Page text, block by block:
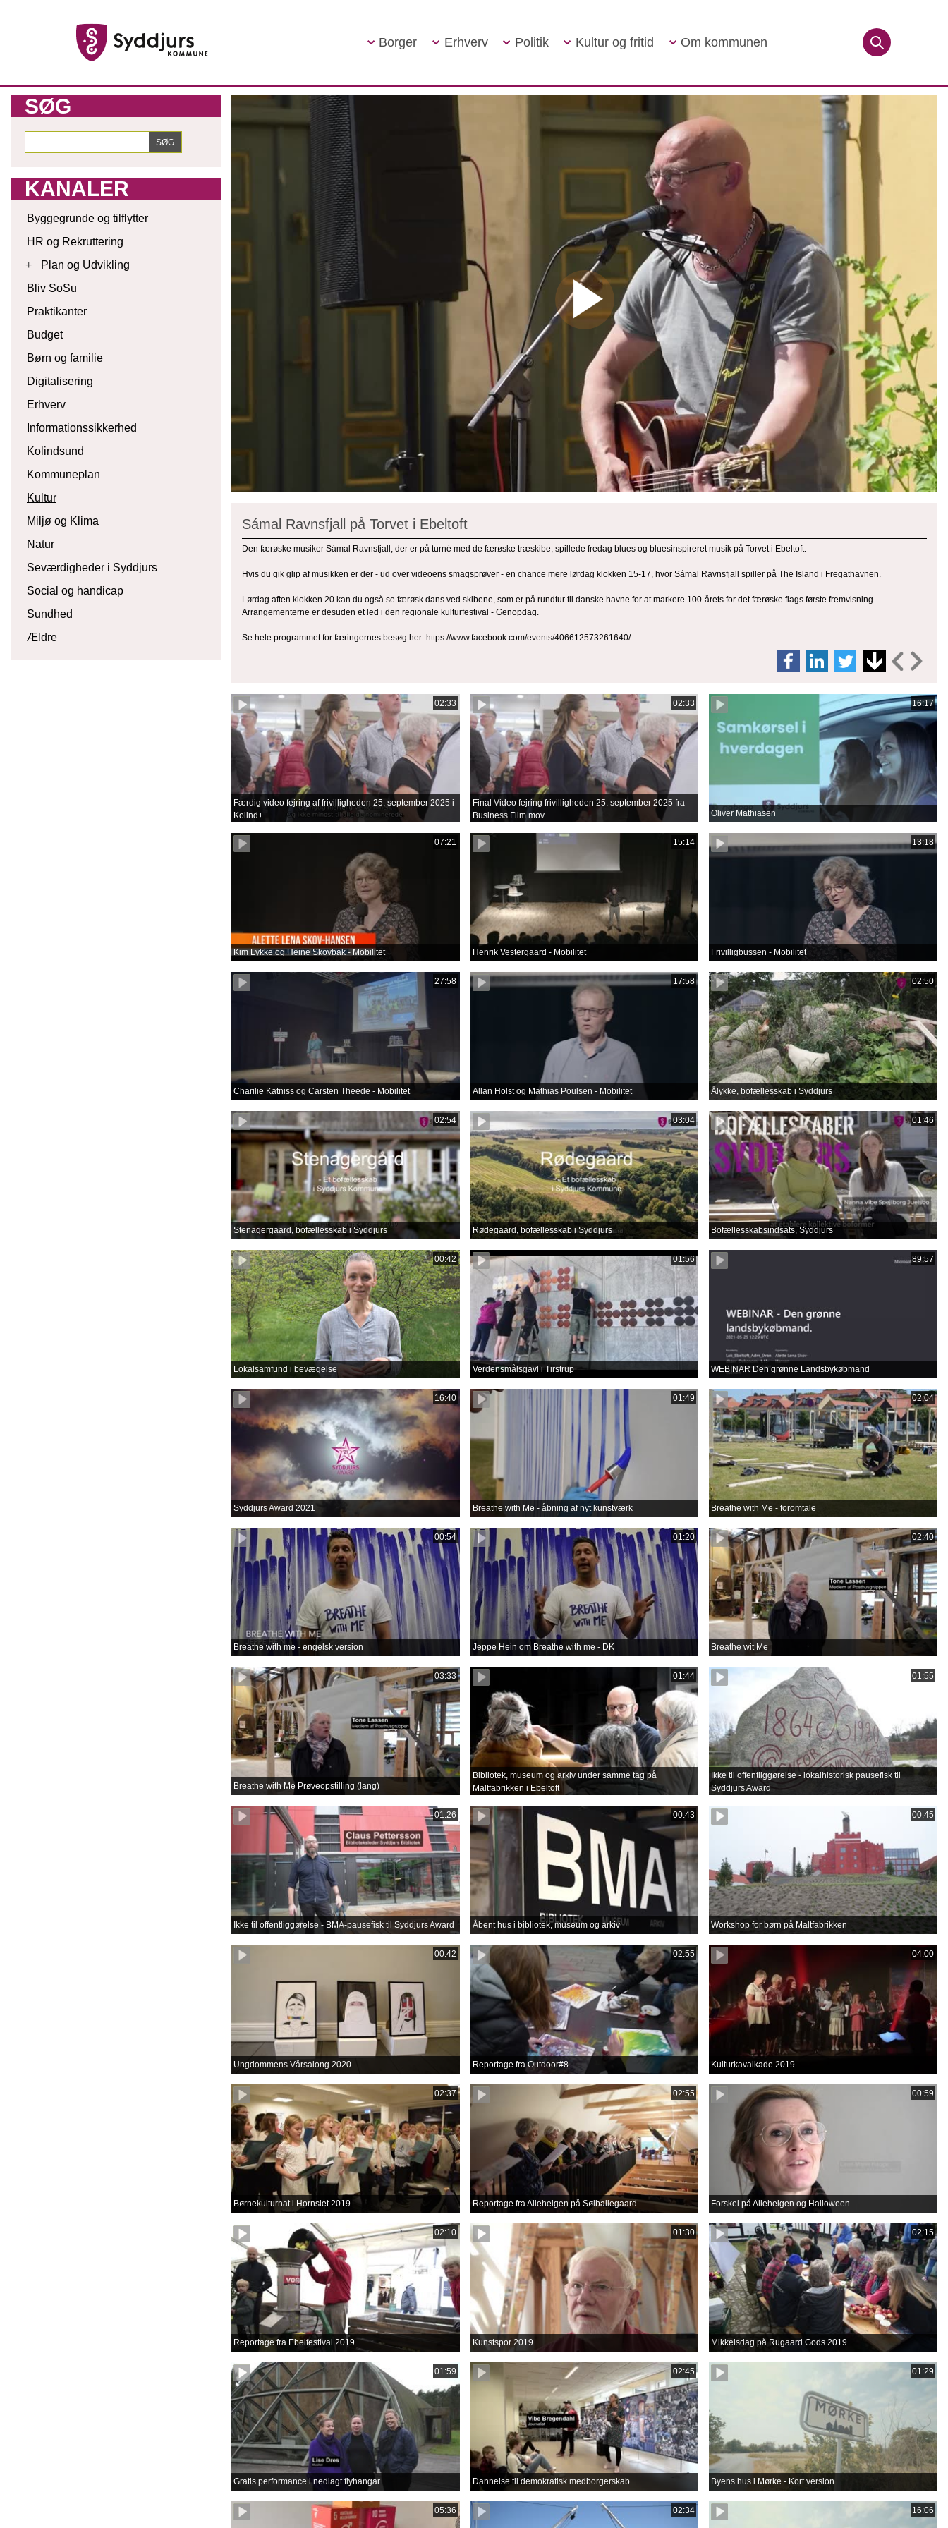
Borger Erhverv Politik Kultur og fritid Om kommunen
SØG
KANALER
Byggegrunde og tilflytter
HR og Rekruttering
+
Plan og Udvikling
Bliv SoSu
Praktikanter
Budget
Børn og familie
Digitalisering
Erhverv
Informationssikkerhed
Kolindsund
Kommuneplan
Kultur
Miljø og Klima
Natur
Seværdigheder i Syddjurs
Social og handicap
Sundhed
Ældre
Sámal Ravnsfjall på Torvet i Ebeltoft
Den færøske musiker Sámal Ravnsfjall, der er på turné med de færøske træskibe, spillede fredag blues og bluesinspireret musik på Torvet i Ebeltoft.
Hvis du gik glip af musikken er der - ud over videoens smagsprøver - en chance mere lørdag klokken 15-17, hvor Sámal Ravnsfjall spiller på The Island i Fregathavnen.
Lørdag aften klokken 20 kan du også se færøsk dans ved skibene, som er på rundtur til danske havne for at markere 100-årets for det færøske flags første fremvisning.
Arrangementerne er desuden et led i den regionale kulturfestival - Genopdag.
Se hele programmet for færingernes besøg her: https://www.facebook.com/events/406612573261640/
02:33
Færdig video fejring af frivilligheden 25. september 2025 i
Kolind+
02:33
Final Video fejring frivilligheden 25. september 2025 fra
Business Film.mov
16:17
Oliver Mathiasen
07:21
Kim Lykke og Heine Skovbak - Mobilitet
15:14
Henrik Vestergaard - Mobilitet
13:18
Frivilligbussen - Mobilitet
27:58
Charilie Katniss og Carsten Theede - Mobilitet
17:58
Allan Holst og Mathias Poulsen - Mobilitet
02:50
Ålykke, bofællesskab i Syddjurs
02:54
Stenagergaard, bofællesskab i Syddjurs
03:04
Rødegaard, bofællesskab i Syddjurs
01:46
Bofællesskabsindsats, Syddjurs
00:42
Lokalsamfund i bevægelse
01:56
Verdensmålsgavl i Tirstrup
89:57
WEBINAR Den grønne Landsbykøbmand
16:40
Syddjurs Award 2021
01:49
Breathe with Me - åbning af nyt kunstværk
02:04
Breathe with Me - foromtale
00:54
Breathe with me - engelsk version
01:20
Jeppe Hein om Breathe with me - DK
02:40
Breathe wit Me
03:33
Breathe with Me Prøveopstilling (lang)
01:44
Bibliotek, museum og arkiv under samme tag på
Maltfabrikken i Ebeltoft
01:55
Ikke til offentliggørelse - lokalhistorisk pausefisk til
Syddjurs Award
01:26
Ikke til offentliggørelse - BMA-pausefisk til Syddjurs Award
00:43
Åbent hus i bibliotek, museum og arkiv
00:45
Workshop for børn på Maltfabrikken
00:42
Ungdommens Vårsalong 2020
02:55
Reportage fra Outdoor#8
04:00
Kulturkavalkade 2019
02:37
Børnekulturnat i Hornslet 2019
02:55
Reportage fra Allehelgen på Sølballegaard
00:59
Forskel på Allehelgen og Halloween
02:10
Reportage fra Ebelfestival 2019
01:30
Kunstspor 2019
02:15
Mikkelsdag på Rugaard Gods 2019
01:59
Gratis performance i nedlagt flyhangar
02:45
Dannelse til demokratisk medborgerskab
01:29
Byens hus i Mørke - Kort version
05:36 02:34 16:06